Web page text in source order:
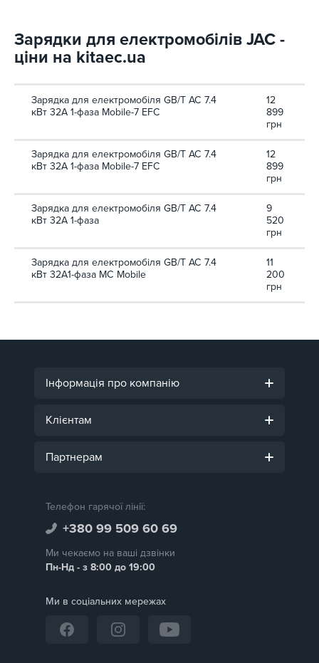
Зарядки для електромобілів JAC -
ціни на kitaec.ua
Зарядка для електромобіля GB/T AC 7.4
кВт 32А 1-фаза Mobile-7 EFС
12
899
грн
Зарядка для електромобіля GB/T AC 7.4
кВт 32А 1-фаза Mobile-7 EFС
12
899
грн
Зарядка для електромобіля GB/T AC 7.4
кВт 32А 1-фаза
9
520
грн
Зарядка для електромобіля GB/T AC 7.4
кВт 32A1-фаза MC Mobile
11
200
грн
Інформація про компанію
Клієнтам
Партнерам
Телефон гарячої лінії:
+380 99 509 60 69
Ми чекаємо на ваші дзвінки
Пн-Нд - з 8:00 до 19:00
Ми в соціальних мережах